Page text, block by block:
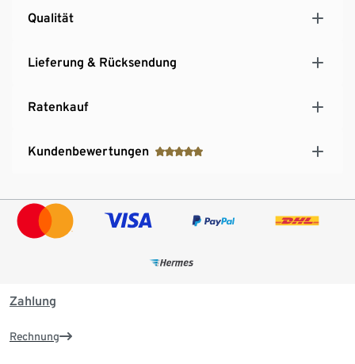
Qualität
Lieferung & Rücksendung
Ratenkauf
Kundenbewertungen
Zahlung
Rechnung